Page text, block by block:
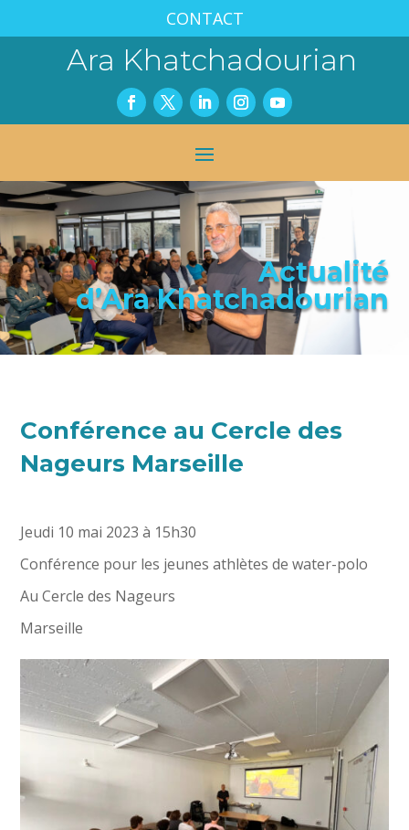
CONTACT
Ara Khatchadourian
Actualité
d’Ara Khatchadourian
Conférence au Cercle des
Nageurs Marseille
Jeudi 10 mai 2023 à 15h30
Conférence pour les jeunes athlètes de water-polo
Au Cercle des Nageurs
Marseille